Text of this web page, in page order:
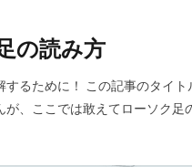
の読み方
するために！ この記事のタイ
が、ここでは敢えてローソク足